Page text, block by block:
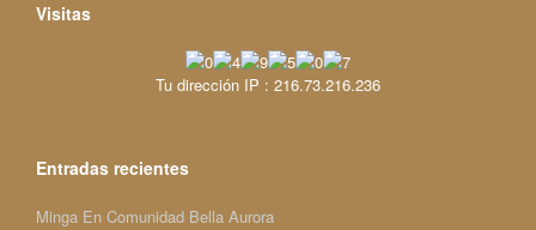
Visitas
Tu dirección IP : 216.73.216.236
Entradas recientes
Minga En Comunidad Bella Aurora